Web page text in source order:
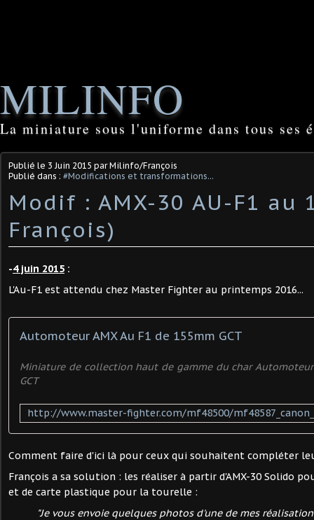
MILINFO
La miniature sous l'uniforme dans tous ses
Publié le 3 Juin 2015 par Milinfo/François
Publié dans : #Modifications et transformations...
Modif : AMX-30 AU-F1 au
François)
-4 juin 2015 :
L'Au-F1 est attendu chez Master Fighter au printemps 2016...
Automoteur AMX Au F1 de 155mm GCT
Miniature de collection haut de gamme du char Automoteur
GCT
Comment faire d'ici là pour ceux qui souhaitent compléter
François a sa solution : les réaliser à partir d'AMX-30 Solido
et de carte plastique pour la tourelle :
"Je vous envoie quelques photos d'une de mes